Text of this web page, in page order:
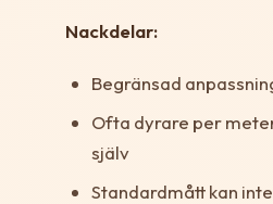
Nackdelar:
Begränsad
Ofta dyrare per
själv
Standardmått kan